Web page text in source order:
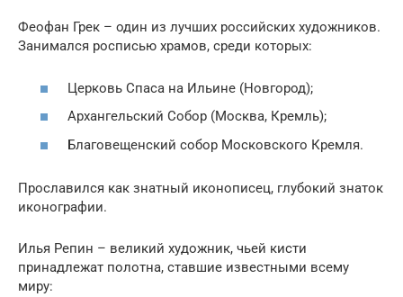
Феофан Грек – один из лучших российских художников.
Занимался росписью храмов, среди которых:
Церковь Спаса на Ильине (Новгород);
Архангельский Собор (Москва, Кремль);
Благовещенский собор Московского Кремля.
Прославился как знатный иконописец, глубокий знаток
иконографии.
Илья Репин – великий художник, чьей кисти
принадлежат полотна, ставшие известными всему
миру: